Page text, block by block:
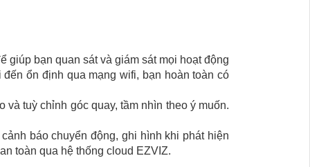
giúp bạn quan sát và giám sát mọi hoạt động
ổn định qua mạng wifi, bạn hoàn toàn có
tuỳ chỉnh góc quay, tầm nhìn theo ý muốn.
báo chuyển động, ghi hình khi phát hiện
toàn qua hệ thống cloud EZVIZ.